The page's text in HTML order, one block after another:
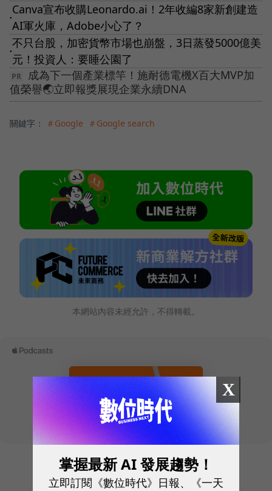
●
Canva宣布收購Leonardo.ai！2年收編8家新創建造
AI軍火庫，Adobe小心了？
●
不只台股，加密貨幣市場也崩盤，3日蒸發5000億美
元！投資人：要睡公園了
成為下一個產業標竿！施耐德電機X百大MVP加
值榮譽🌏立即報獎展現企業永續DNA
關鍵字： ＃Google ＃Google search
本網站內容未經允許，不得轉載。
往下滑看下一篇文章
X
掌握最新 AI 發展趨勢！
立即訂閱《數位時代》日報、《一天